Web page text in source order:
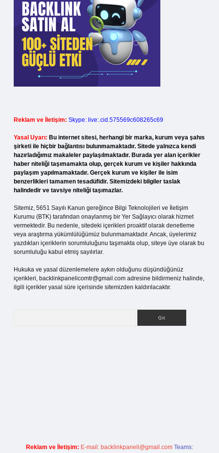
Reklam ve İletişim: Skype: live:.cid.575569c608265c69
Yasal Uyarı: Bu internet sitesi, herhangi bir marka, kurum veya şahıs
şirketi ile hiçbir bağlantısı bulunmamaktadır. Sitede yalnızca kendi
hazırladığımız makaleler paylaşılmaktadır. Burada yer alan içerikler
haber niteliği taşımamakta olup, gerçek kurum ve kişiler hakkında
paylaşım yapılmamaktadır. Gerçek kurum ve kişiler ile isim
benzerlikleri tamamen tesadüfidir. Sitemizdeki bilgiler taslak
halindedir ve tavsiye niteliği taşımazlar.
Sitemiz, 5651 Sayılı Kanun gereğince Bilgi Teknolojileri ve İletişim
Kurumu (BTK) tarafından onaylanmış bir Yer Sağlayıcı olarak hizmet
vermektedir. Bu nedenle, sitedeki içerikleri proaktif olarak denetleme
veya araştırma yükümlülüğümüz bulunmamaktadır. Ancak, üyelerimiz
yazdıkları içeriklerin sorumluluğunu taşımakta olup, siteye üye olarak bu
sorumluluğu kabul etmiş sayılırlar.
Hukuka ve yasal düzenlemelere aykırı olduğunu düşündüğünüz
içerikleri, backlinkpanelicomtr@gmail.com adresine bildirmeniz halinde,
ilgili içerikler yasal süre içerisinde sitemizden kaldırılacaktır.
Reklam ve İletişim: E-mail: backlinkpaneli@gmail.com Teams: